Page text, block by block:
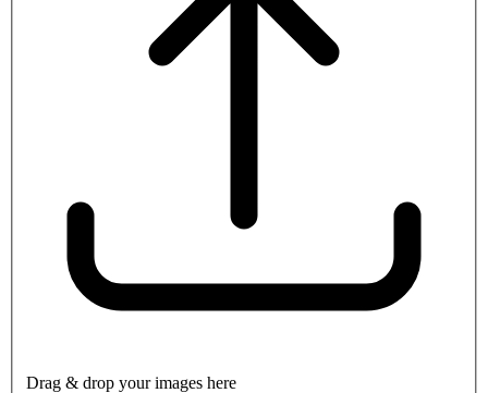
Drag & drop your images here